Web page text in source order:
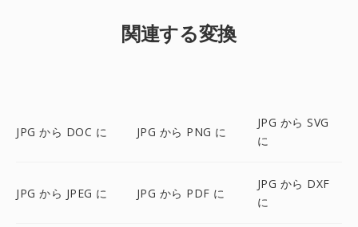
関連する変換
JPG から DOC に JPG から PNG に
JPG から SVG
に
JPG から JPEG に JPG から PDF に
JPG から DXF
に